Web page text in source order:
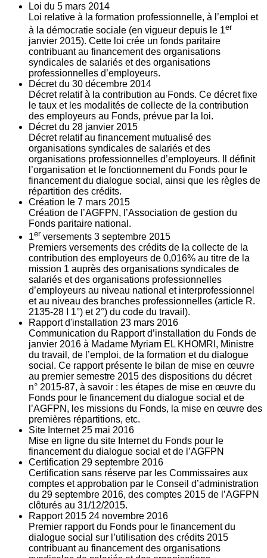
Loi du 5 mars 2014
Loi relative à la formation professionnelle, à l’emploi et
à la démocratie sociale (en vigueur depuis le 1er
janvier 2015). Cette loi crée un fonds paritaire
contribuant au financement des organisations
syndicales de salariés et des organisations
professionnelles d’employeurs.
Décret du 30 décembre 2014
Décret relatif à la contribution au Fonds. Ce décret fixe
le taux et les modalités de collecte de la contribution
des employeurs au Fonds, prévue par la loi.
Décret du 28 janvier 2015
Décret relatif au financement mutualisé des
organisations syndicales de salariés et des
organisations professionnelles d’employeurs. Il définit
l’organisation et le fonctionnement du Fonds pour le
financement du dialogue social, ainsi que les règles de
répartition des crédits.
Création le 7 mars 2015
Création de l’AGFPN, l’Association de gestion du
Fonds paritaire national.
1er versements 3 septembre 2015
Premiers versements des crédits de la collecte de la
contribution des employeurs de 0,016% au titre de la
mission 1 auprès des organisations syndicales de
salariés et des organisations professionnelles
d’employeurs au niveau national et interprofessionnel
et au niveau des branches professionnelles (article R.
2135‐28 I 1°) et 2°) du code du travail).
Rapport d'installation 23 mars 2016
Communication du Rapport d’installation du Fonds de
janvier 2016 à Madame Myriam EL KHOMRI, Ministre
du travail, de l’emploi, de la formation et du dialogue
social. Ce rapport présente le bilan de mise en œuvre
au premier semestre 2015 des dispositions du décret
n° 2015-87, à savoir : les étapes de mise en œuvre du
Fonds pour le financement du dialogue social et de
l’AGFPN, les missions du Fonds, la mise en œuvre des
premières répartitions, etc.
Site Internet 25 mai 2016
Mise en ligne du site Internet du Fonds pour le
financement du dialogue social et de l’AGFPN
Certification 29 septembre 2016
Certification sans réserve par les Commissaires aux
comptes et approbation par le Conseil d’administration
du 29 septembre 2016, des comptes 2015 de l’AGFPN
clôturés au 31/12/2015.
Rapport 2015 24 novembre 2016
Premier rapport du Fonds pour le financement du
dialogue social sur l’utilisation des crédits 2015
contribuant au financement des organisations